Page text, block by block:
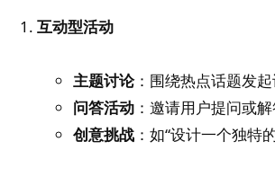
互动型活动
主题讨论：围绕热点话题发起
问答活动 ：邀请用户提问或
创意挑战 ：如“设计一个独特